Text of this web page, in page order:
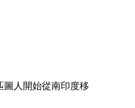
圖人開始從南印度移